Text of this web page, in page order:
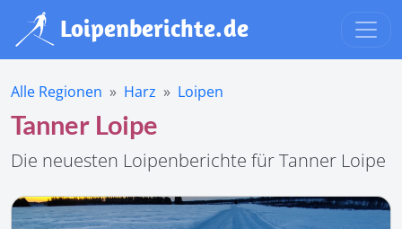
Alle Regionen Harz Loipen
Tanner Loipe
Die neuesten Loipenberichte für Tanner Loipe